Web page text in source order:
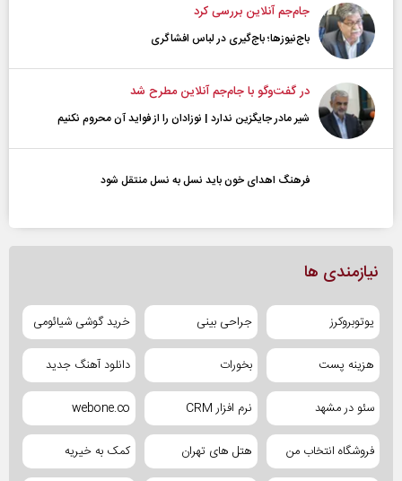
جام‌جم آنلاین بررسی کرد
باج‌نیوزها؛ باج‌گیری در لباس افشاگری
در گفت‌و‌گو با جام‌جم آنلاین مطرح شد
شیر مادر جایگزین ندارد | نوزادان را از فواید آن محروم نکنیم
فرهنگ اهدای خون باید نسل به نسل منتقل شود
نیازمندی ها
یوتوبروکرز جراحی بینی خرید گوشی شیائومی
هزینه پست بخورات دانلود آهنگ جدید
سئو در مشهد نرم افزار CRM webone.co
فروشگاه انتخاب من هتل های تهران کمک به خیریه